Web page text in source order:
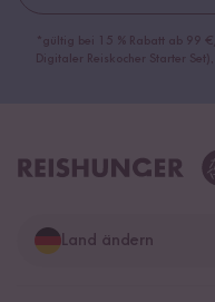
*gültig bei 15 % Rabatt ab 99
Digitaler Reiskocher Starter
Land ändern